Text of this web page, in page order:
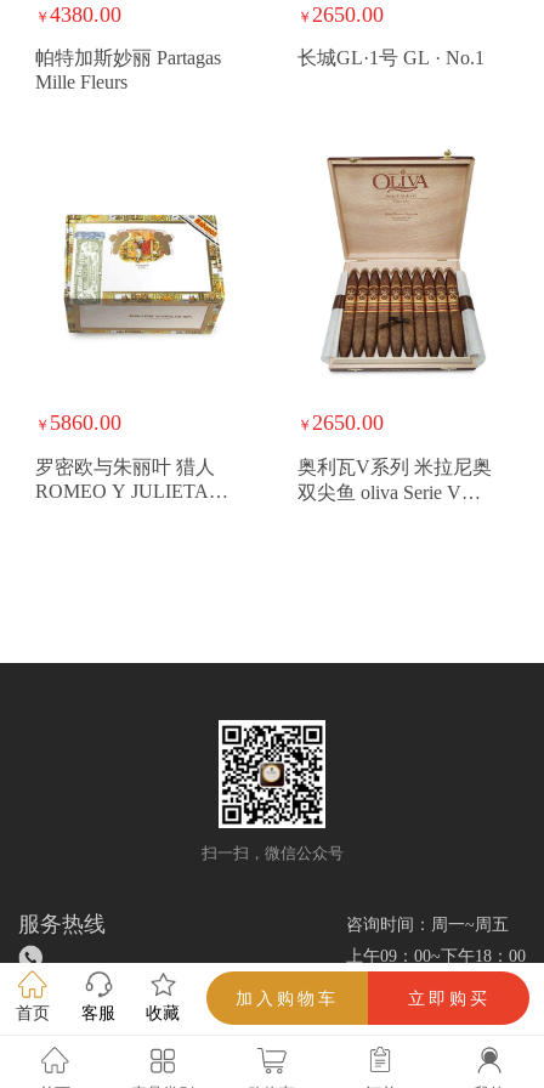
首页 客服 收藏
加入购物车 立即购买
￥ 4380.00
帕特加斯妙丽 Partagas
Mille Fleurs
￥ 2650.00
长城GL·1号 GL · No.1
￥ 5860.00
罗密欧与朱丽叶 猎人
ROMEO Y JULIETA
￥ 2650.00
奥利瓦V系列 米拉尼奥
双尖鱼 oliva Serie V
扫一扫，微信公众号
服务热线
咨询时间：周一~周五
上午09：00~下午18：00
雪茄优选网/www.xuejieok.com/所有解释权（吸烟有害健康，未成年人禁止吸